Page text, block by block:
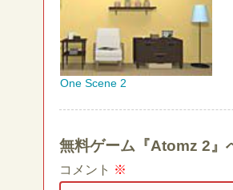
One Scene 2
無料ゲーム『Atomz 2』
コメント ※